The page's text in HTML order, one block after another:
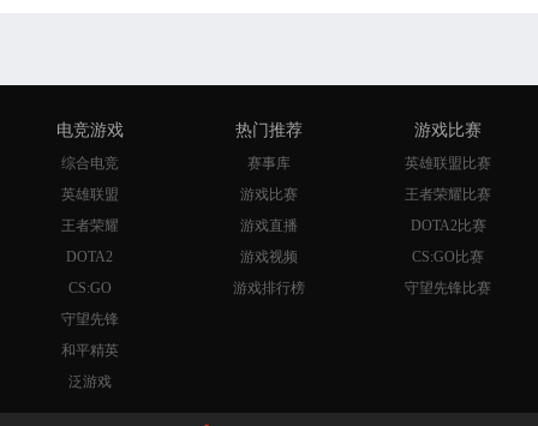
电竞游戏
综合电竞
英雄联盟
王者荣耀
DOTA2
CS:GO
守望先锋
和平精英
泛游戏
热门推荐
赛事库
游戏比赛
游戏直播
游戏视频
游戏排行榜
游戏比赛
英雄联盟比赛
王者荣耀比赛
DOTA2比赛
CS:GO比赛
守望先锋比赛